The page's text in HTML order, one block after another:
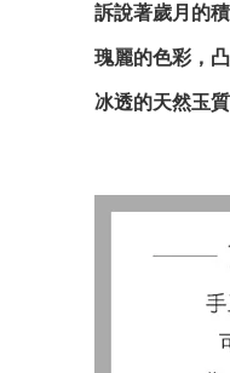
訴說著歲月的
瑰麗的色彩，
冰透的天然玉